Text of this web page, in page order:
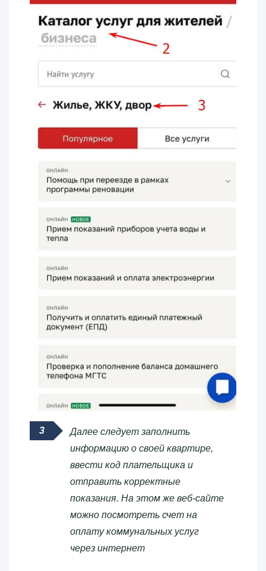
Далее следует заполнить
информацию о своей квартире,
ввести код плательщика и
отправить корректные
показания. На этом же веб-сайте
можно посмотреть счет на
оплату коммунальных услуг
через интернет